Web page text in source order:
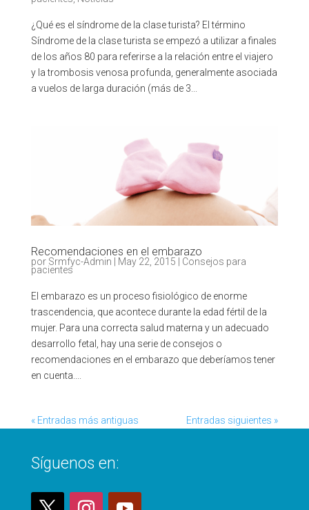
¿Qué es el síndrome de la clase turista? El término
Síndrome de la clase turista se empezó a utilizar a finales
de los años 80 para referirse a la relación entre el viajero
y la trombosis venosa profunda, generalmente asociada
a vuelos de larga duración (más de 3...
Recomendaciones en el embarazo
por Srmfyc-Admin May 22, 2015 Consejos para
pacientes
El embarazo es un proceso fisiológico de enorme
trascendencia, que acontece durante la edad fértil de la
mujer. Para una correcta salud materna y un adecuado
desarrollo fetal, hay una serie de consejos o
recomendaciones en el embarazo que deberíamos tener
en cuenta....
« Entradas más antiguas Entradas siguientes »
Síguenos en: